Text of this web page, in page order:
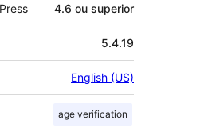
4.6 ou superior
5.4.19
English (US)
age verification